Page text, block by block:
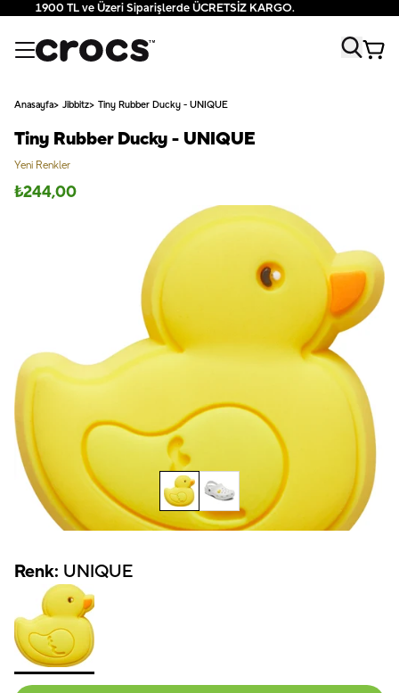
1900 TL ve Üzeri Siparişlerde ÜCRETSİZ KARGO.
Anasayfa Jibbitz Tiny Rubber Ducky - UNIQUE
Tiny Rubber Ducky - UNIQUE
Yeni Renkler
₺244,00
Renk: UNIQUE